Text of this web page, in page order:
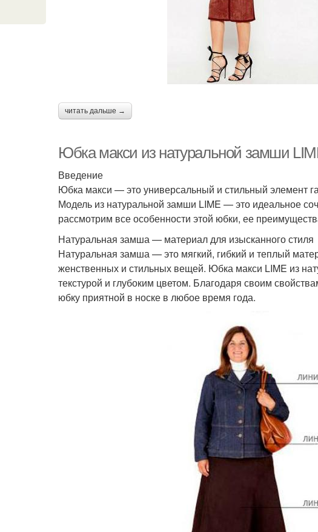
читать дальше →
Юбка макси из натуральной замши
Введение
Юбка макси — это универсальный и стильный элемент
Модель из натуральной замши LIME — это идеальное
рассмотрим все особенности этой юбки, ее
Натуральная замша — материал для изысканного стиля
Натуральная замша — это мягкий, гибкий и теплый
женственных и стильных вещей. Юбка макси LIME из
текстурой и глубоким цветом. Благодаря своим
юбку приятной в носке в любое время года.